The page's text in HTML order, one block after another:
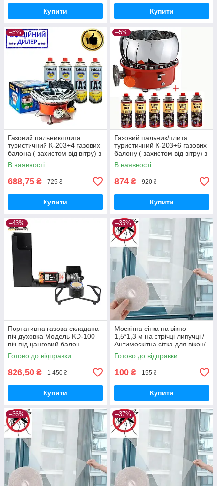
Купити Купити
–5%
Газовий пальник/плита
туристичний К-203+4 газових
балона ( захистом від вітру) з
п'єзопідпалом і чохлом
В наявності
688,75 ₴ 725 ₴
Купити
–5%
Газовий пальник/плита
туристичний К-203+6 газових
балону ( захистом від вітру) з
п'єзопідпалом і чохлом
В наявності
874 ₴ 920 ₴
Купити
–43%
Портативна газова складана
піч духовка Модель KD-100
піч під цанговий балон
складаний пальник
Готово до відправки
826,50 ₴ 1 450 ₴
Купити
–35%
Москітна сітка на вікно
1,5*1,3 м на стрічці липучці /
Антимоскітна сітка для вікон/
Віконна сітка
Готово до відправки
100 ₴ 155 ₴
Купити
–36% –37%